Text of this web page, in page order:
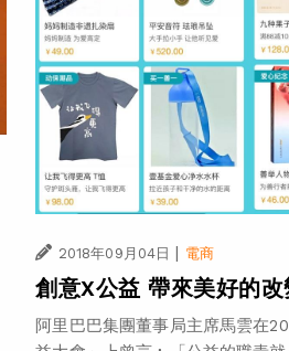
2018年09月04日 | 電商
創意X公益 帶來美好的改
阿里巴巴集團董事局主席馬雲在